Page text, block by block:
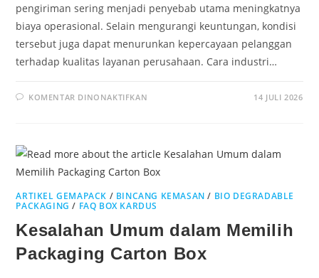
pengiriman sering menjadi penyebab utama meningkatnya
biaya operasional. Selain mengurangi keuntungan, kondisi
tersebut juga dapat menurunkan kepercayaan pelanggan
terhadap kualitas layanan perusahaan. Cara industri…
KOMENTAR DINONAKTIFKAN 14 JULI 2026
ARTIKEL GEMAPACK / BINCANG KEMASAN / BIO DEGRADABLE
PACKAGING / FAQ BOX KARDUS
Kesalahan Umum dalam Memilih
Packaging Carton Box